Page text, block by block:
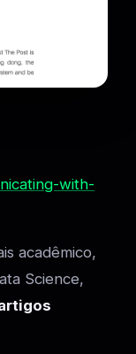
with-
acadêmico,
Science,